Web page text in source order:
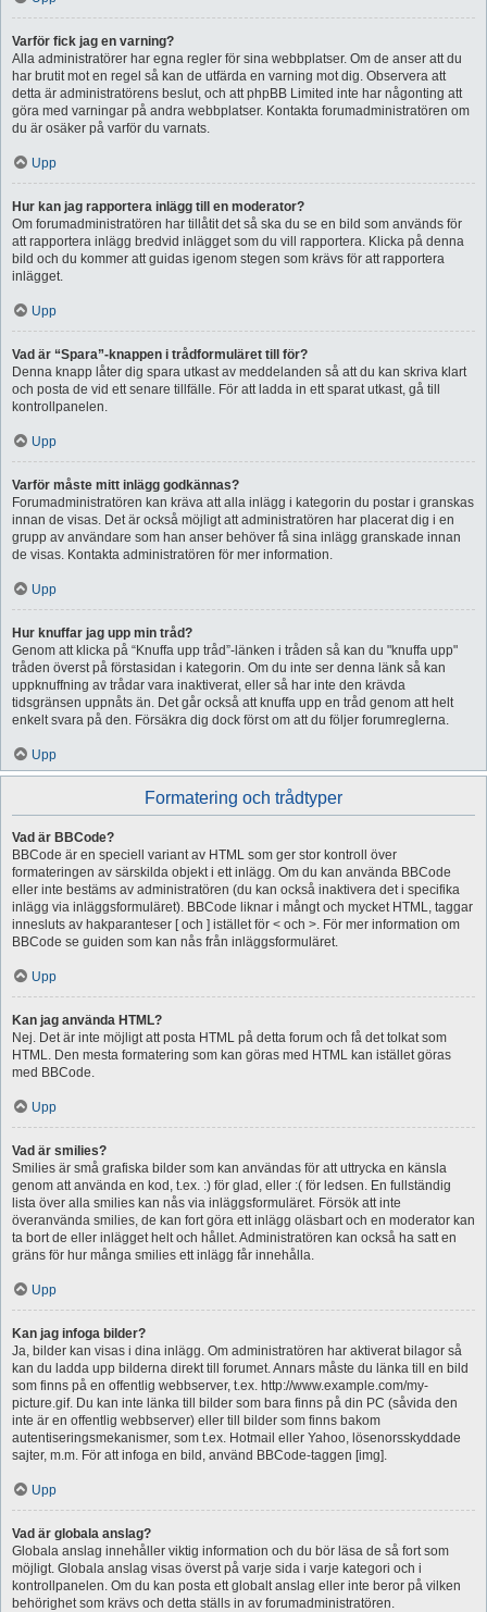
Varför fick jag en varning?
Alla administratörer har egna regler för sina webbplatser. Om de anser att du
har brutit mot en regel så kan de utfärda en varning mot dig. Observera att
detta är administratörens beslut, och att phpBB Limited inte har någonting att
göra med varningar på andra webbplatser. Kontakta forumadministratören om
du är osäker på varför du varnats.
Upp
Hur kan jag rapportera inlägg till en moderator?
Om forumadministratören har tillåtit det så ska du se en bild som används för
att rapportera inlägg bredvid inlägget som du vill rapportera. Klicka på denna
bild och du kommer att guidas igenom stegen som krävs för att rapportera
inlägget.
Upp
Vad är “Spara”-knappen i trådformuläret till för?
Denna knapp låter dig spara utkast av meddelanden så att du kan skriva klart
och posta de vid ett senare tillfälle. För att ladda in ett sparat utkast, gå till
kontrollpanelen.
Upp
Varför måste mitt inlägg godkännas?
Forumadministratören kan kräva att alla inlägg i kategorin du postar i granskas
innan de visas. Det är också möjligt att administratören har placerat dig i en
grupp av användare som han anser behöver få sina inlägg granskade innan
de visas. Kontakta administratören för mer information.
Upp
Hur knuffar jag upp min tråd?
Genom att klicka på “Knuffa upp tråd”-länken i tråden så kan du "knuffa upp"
tråden överst på förstasidan i kategorin. Om du inte ser denna länk så kan
uppknuffning av trådar vara inaktiverat, eller så har inte den krävda
tidsgränsen uppnåts än. Det går också att knuffa upp en tråd genom att helt
enkelt svara på den. Försäkra dig dock först om att du följer forumreglerna.
Upp
Formatering och trådtyper
Vad är BBCode?
BBCode är en speciell variant av HTML som ger stor kontroll över
formateringen av särskilda objekt i ett inlägg. Om du kan använda BBCode
eller inte bestäms av administratören (du kan också inaktivera det i specifika
inlägg via inläggsformuläret). BBCode liknar i mångt och mycket HTML, taggar
innesluts av hakparanteser [ och ] istället för < och >. För mer information om
BBCode se guiden som kan nås från inläggsformuläret.
Upp
Kan jag använda HTML?
Nej. Det är inte möjligt att posta HTML på detta forum och få det tolkat som
HTML. Den mesta formatering som kan göras med HTML kan istället göras
med BBCode.
Upp
Vad är smilies?
Smilies är små grafiska bilder som kan användas för att uttrycka en känsla
genom att använda en kod, t.ex. :) för glad, eller :( för ledsen. En fullständig
lista över alla smilies kan nås via inläggsformuläret. Försök att inte
överanvända smilies, de kan fort göra ett inlägg oläsbart och en moderator kan
ta bort de eller inlägget helt och hållet. Administratören kan också ha satt en
gräns för hur många smilies ett inlägg får innehålla.
Upp
Kan jag infoga bilder?
Ja, bilder kan visas i dina inlägg. Om administratören har aktiverat bilagor så
kan du ladda upp bilderna direkt till forumet. Annars måste du länka till en bild
som finns på en offentlig webbserver, t.ex. http://www.example.com/my-
picture.gif. Du kan inte länka till bilder som bara finns på din PC (såvida den
inte är en offentlig webbserver) eller till bilder som finns bakom
autentiseringsmekanismer, som t.ex. Hotmail eller Yahoo, lösenorsskyddade
sajter, m.m. För att infoga en bild, använd BBCode-taggen [img].
Upp
Vad är globala anslag?
Globala anslag innehåller viktig information och du bör läsa de så fort som
möjligt. Globala anslag visas överst på varje sida i varje kategori och i
kontrollpanelen. Om du kan posta ett globalt anslag eller inte beror på vilken
behörighet som krävs och detta ställs in av forumadministratören.